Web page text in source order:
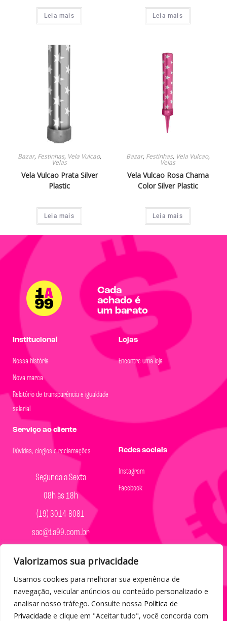
Valorizamos sua privacidade
Usamos cookies para melhorar sua experiência de
navegação, veicular anúncios ou conteúdo personalizado e
analisar nosso tráfego. Consulte nossa Política de
Privacidade e clique em "Aceitar tudo", você concorda com
Leia mais Leia mais
Bazar, Festinhas, Vela Vulcao,
Velas
Vela Vulcao Prata Silver
Plastic
Leia mais
Bazar, Festinhas, Vela Vulcao,
Velas
Vela Vulcao Rosa Chama
Color Silver Plastic
Leia mais
Cada
achado é
um barato
Institucional
Nossa história
Nova marca
Relatório de transparência e igualdade
salarial
Lojas
Encontre uma loja
Serviço ao cliente
Dúvidas, elogios e reclamações
Segunda a Sexta
08h às 18h
(19) 3014-8081
sac@1a99.com.br
Redes sociais
Instagram
Facebook
Formas de pagamento
Dinheiro e Pix